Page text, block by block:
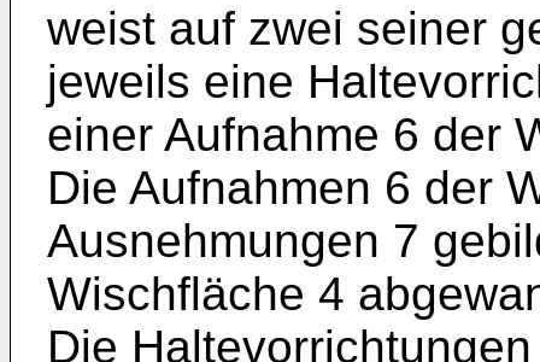
weist auf zwei seiner
jeweils eine
einer Aufnahme 6 der
Die Aufnahmen 6 der
Ausnehmungen 7
Wischfläche 4
Die